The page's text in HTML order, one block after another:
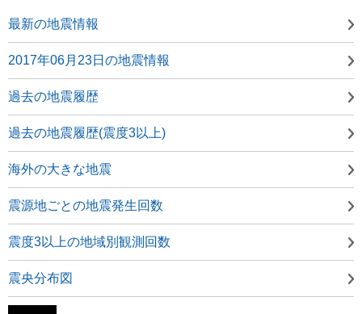
最新の地震情報
2017年06月23日の地震情報
過去の地震履歴
過去の地震履歴(震度3以上)
海外の大きな地震
震源地ごとの地震発生回数
震度3以上の地域別観測回数
震央分布図